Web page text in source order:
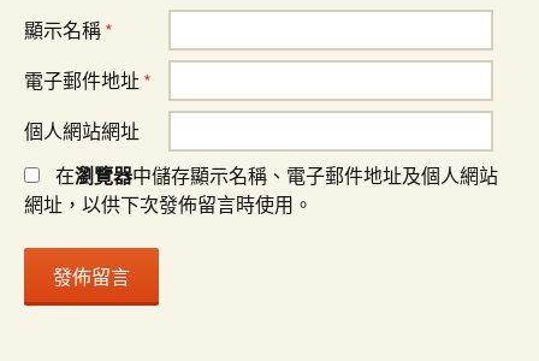
顯示名稱 *
電子郵件地址 *
個人網站網址
在瀏覽器中儲存顯示名稱、電子郵件地址及個人網站
網址，以供下次發佈留言時使用。